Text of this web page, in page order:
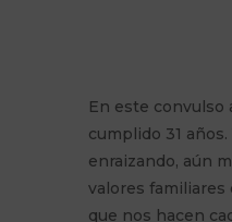
En este convulso
cumplido 31
enraizando, aún
valores
que nos hacen